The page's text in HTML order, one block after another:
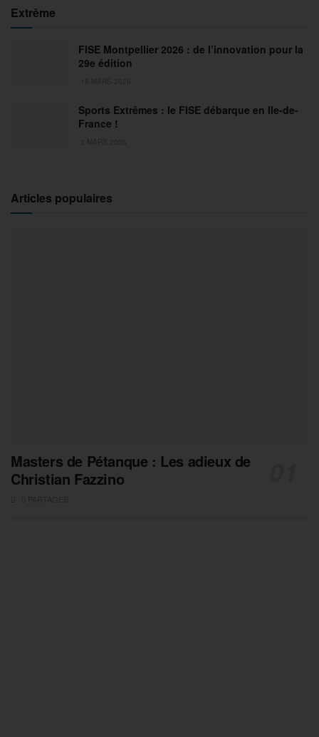
Extrême
FISE Montpellier 2026 : de l’innovation pour la
29e édition
Sports Extrêmes : le FISE débarque en Ile-de-
France !
Articles populaires
Masters de Pétanque : Les adieux de
Christian Fazzino